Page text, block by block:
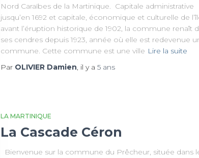
Nord Caraïbes de la Martinique. Capitale administrative
jusqu’en 1692 et capitale, économique et culturelle de
avant l’éruption historique de 1902, la commune renaît
ses cendres depuis 1923, année où elle est redevenue
commune. Cette commune est une ville Lire la suite
Par OLIVIER Damien, il y a 5 ans
LA MARTINIQUE
La Cascade Céron
Bienvenue sur la commune du Prêcheur, située dans